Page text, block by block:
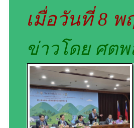
เมื่อวันที่ 8
ข่าวโดย ศต